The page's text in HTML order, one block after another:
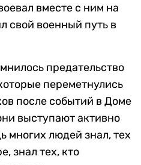
вместе с ним на
свой военный путь в
предательство
переметнулись
после событий в Доме
выступают активно
многих людей знал, тех
знал тех, кто